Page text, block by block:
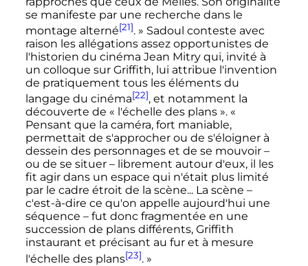
se manifeste par une recherche dans le
montage alterné[21]. » Sadoul conteste avec
raison les allégations assez opportunistes de
l'historien du cinéma Jean Mitry qui, invité à
un colloque sur Griffith, lui attribue l'invention
de pratiquement tous les éléments du
langage du cinéma[22], et notamment la
découverte de « l'échelle des plans ». «
Pensant que la caméra, fort maniable,
permettait de s'approcher ou de s'éloigner à
dessein des personnages et de se mouvoir –
ou de se situer – librement autour d'eux, il les
fit agir dans un espace qui n'était plus limité
par le cadre étroit de la scène... La scène –
c'est-à-dire ce qu'on appelle aujourd'hui une
séquence – fut donc fragmentée en une
succession de plans différents, Griffith
instaurant et précisant au fur et à mesure
l'échelle des plans[23]. »